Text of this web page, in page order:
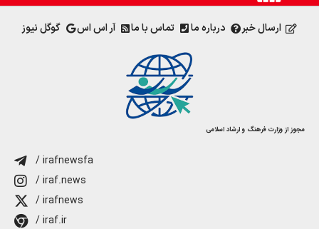
ارسال خبر درباره ما تماس با ما آر اس اس گوگل نیوز
مجوز از وزارت فرهنگ و ارشاد اسلامی
/ irafnewsfa
/ iraf.news
/ irafnews
/ iraf.ir